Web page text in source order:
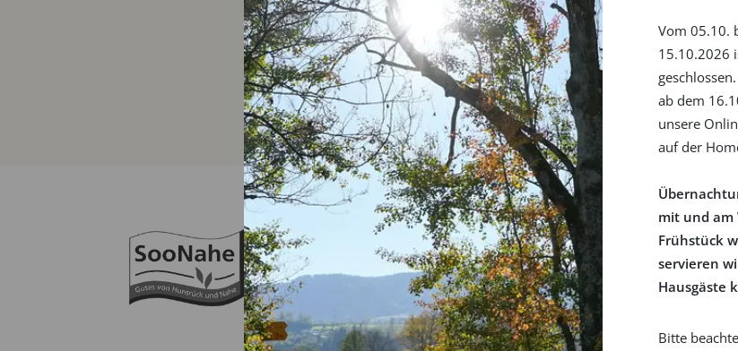
Passwort zurücksetzen
Vom 05.10.
15.10.2026
ab dem
unsere
auf der
mit und am
Frühstück
servieren
Hausgäste
Bitte